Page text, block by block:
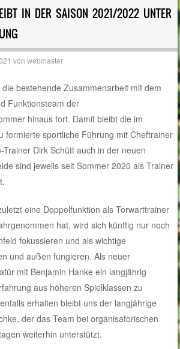
IN DER SAISON 2021/2022 UNTER
vonwebmaster
bestehende Zusammenarbeit mit dem
Funktionsteam der
hinaus fort. Damit bleibt die im
formierte sportliche Führung mit Cheftrainer
Dirk Schütt auch in der neuen
sind jeweils seit Sommer 2020 als Trainer
eine Doppelfunktion als Torwarttrainer
hat, wird sich künftig nur noch
fokussieren und als wichtige
und außen fungieren. Als neuer
mit Benjamin Hanke ein langjährig
aus höheren Spielklassen zu
erhalten bleibt uns der langjährige
der das Team bei organisatorischen
weiterhin unterstützt.